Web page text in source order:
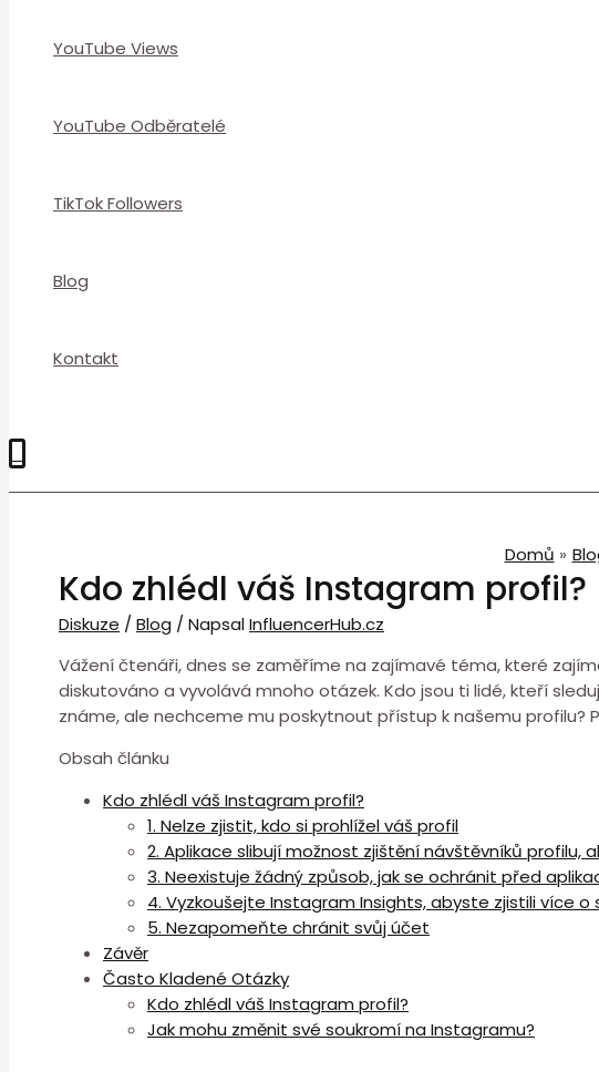
YouTube Views
YouTube Odběratelé
TikTok Followers
Blog
Kontakt
Domů
Kdo zhlédl váš Instagram profil?
Diskuze / Blog / NapsalInfluencerHub.cz
Vážení čtenáři, dnes se zaměříme na zajímavé téma, které
diskutováno a vyvolává mnoho otázek. Kdo jsou ti lidé, kteří
známe, ale nechceme mu poskytnout přístup k našemu
Obsah článku
Kdo zhlédl váš Instagram profil?
1. Nelze zjistit, kdo si prohlížel váš profil
2. Aplikace slibují možnost zjištění návštěvníků profilu,
3. Neexistuje žádný způsob, jak se ochránit před
4. Vyzkoušejte Instagram Insights, abyste zjistili více o
5. Nezapomeňte chránit svůj účet
Závěr
Často Kladené Otázky
Kdo zhlédl váš Instagram profil?
Jak mohu změnit své soukromí na Instagramu?